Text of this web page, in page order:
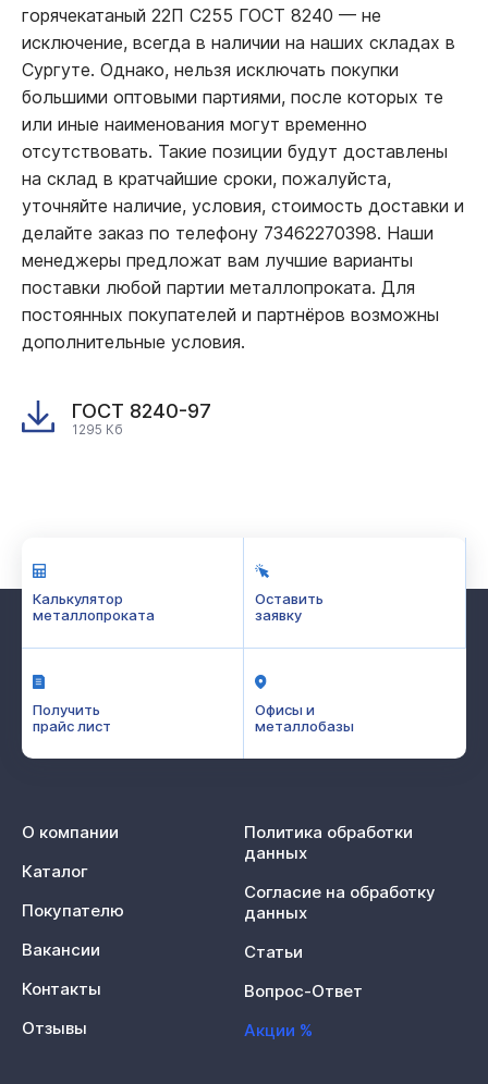
горячекатаный 22П С255 ГОСТ 8240 — не
исключение, всегда в наличии на наших складах в
Сургуте. Однако, нельзя исключать покупки
большими оптовыми партиями, после которых те
или иные наименования могут временно
отсутствовать. Такие позиции будут доставлены
на склад в кратчайшие сроки, пожалуйста,
уточняйте наличие, условия, стоимость доставки и
делайте заказ по телефону 73462270398. Наши
менеджеры предложат вам лучшие варианты
поставки любой партии металлопроката. Для
постоянных покупателей и партнёров возможны
дополнительные условия.
ГОСТ 8240-97
1295 Кб
Калькулятор
металлопроката
Оставить
заявку
Получить
прайс лист
Офисы и
металлобазы
О компании
Каталог
Покупателю
Вакансии
Контакты
Отзывы
Политика обработки
данных
Согласие на обработку
данных
Статьи
Вопрос-Ответ
Акции %